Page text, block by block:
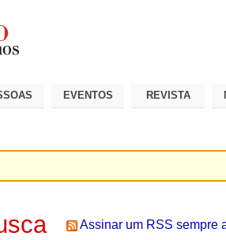
EVENTOS REVISTA
Assinar um RSS sempre